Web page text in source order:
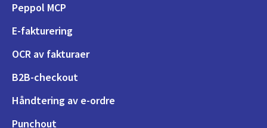
Peppol MCP
E-fakturering
OCR av fakturaer
B2B-checkout
Håndtering av e-ordre
Punchout